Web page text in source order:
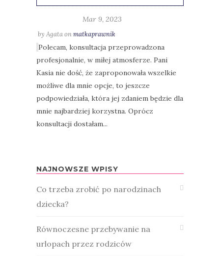
Mar 9, 2023
by Agataonmatkaprawnik
Polecam, konsultacja przeprowadzona
profesjonalnie, w miłej atmosferze. Pani
Kasia nie dość, że zaproponowała wszelkie
możliwe dla mnie opcje, to jeszcze
podpowiedziała, która jej zdaniem będzie dla
mnie najbardziej korzystna. Oprócz
konsultacji dostałam...
NAJNOWSZE WPISY
Co trzeba zrobić po narodzinach
dziecka?
Równoczesne przebywanie na
urlopach przez rodziców